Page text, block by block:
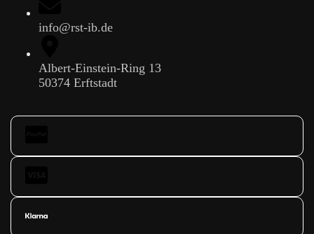
info@rst-ib.de
Albert-Einstein-Ring 13
50374 Erftstadt